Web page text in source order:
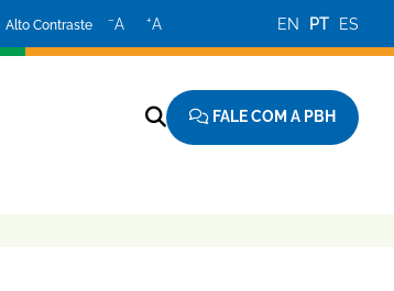
Alto Contraste −A +A EN PT ES
FALE COM A PBH